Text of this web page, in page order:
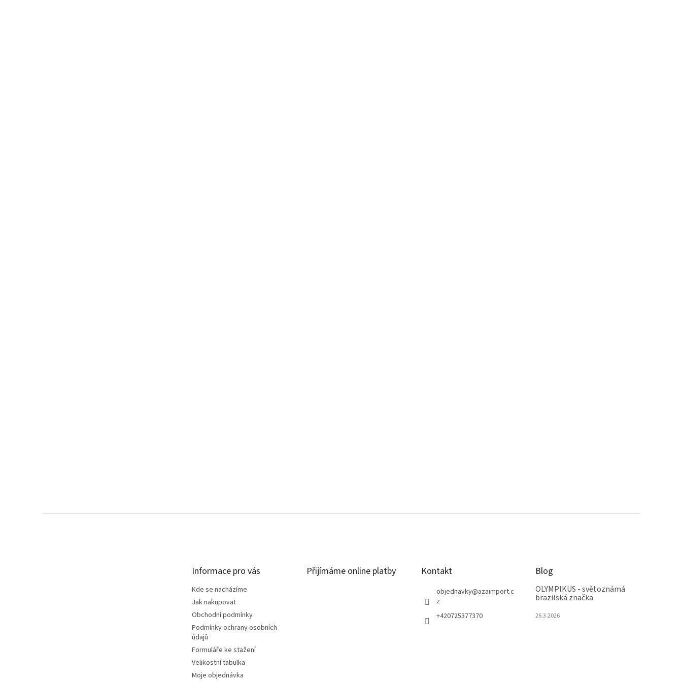
Informace pro vás
Kde se nacházíme
Jak nakupovat
Obchodní podmínky
Podmínky ochrany osobních
údajů
Formuláře ke stažení
Velikostní tabulka
Moje objednávka
Přijímáme online platby Kontakt
objednavky@azaimport.c
z
+420725377370
Blog
OLYMPIKUS - světoznámá
brazilská značka
26.3.2026